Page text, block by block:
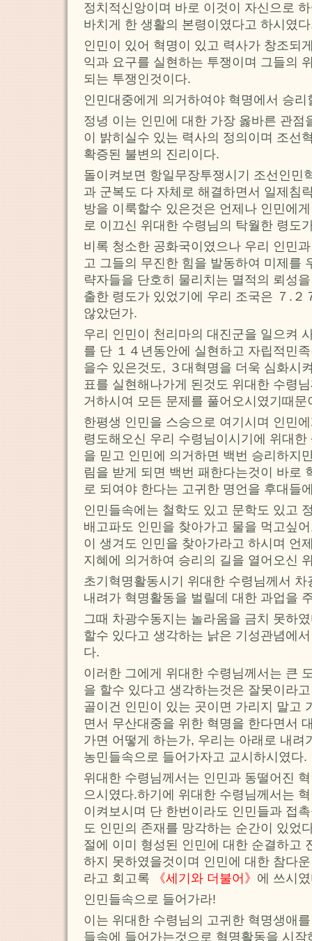
정치적신앙이며 바로 이것이 자신으로
바치게 한 생활의 본령이였다고 하시였
인민이 있어 혁명이 있고 력사가 창조되
익과 요구를 실현하는 투쟁이며 그들의
되는 투쟁인것이다.
인민대중에게 의거하여야 혁명에서 승리
정녕 이는 인민에 대한 가장 옳바른 관점
이 밝히실수 있는 력사의 정의이며 조선
확증된 불변의 진리이다.
돌이켜보면 항일무장투쟁시기 조선인민
과 군복도 다 자체로 해결하면서 일제침
방을 이룩할수 있은것은 언제나 인민에
로 이끄신 위대한 수령님의 탁월한 령도
비록 청소한 공화국이였으나 우리 인민
고 그들의 무진한 힘을 발동하여 미제를
략자들을 단호히 물리치는 멸적의 뢰성
출한 령도가 있었기에 우리 조국은 ７.２
않았던가.
우리 인민이 천리마의 대진군을 일으켜
를 단 １４년동안에 실현하고 자립적민
을수 있은것도, ３대혁명을 더욱 심화시
표를 실현해나가게 된것도 위대한 수령
거하시여 모든 문제를 풀어오시였기때문
한평생 인민을 스승으로 여기시며 인민
령도해오신 우리 수령님이시기에 위대
을 믿고 인민에 의거하면 백번 승리하지
림을 받게 되면 백번 패한다는것이 바로
로 되여야 한다는 고귀한 명언을 후대들
인민들속에는 철학도 있고 문학도 있고
배고파도 인민을 찾아가고 물을 먹고싶
이 생겨도 인민을 찾아가라고 하시며 언
지혜에 의거하여 승리의 길을 열어오신
초기혁명활동시기 위대한 수령님께서
내려가 혁명활동을 벌릴데 대한 과업을
그때 차광수동지는 놀라움을 금치 못하
할수 있다고 생각하는 낡은 기성관념에
다.
이러한 그에게 위대한 수령님께서는 큰
을 할수 있다고 생각하는것은 잘못이라
골이건 인민이 있는 곳이면 가리지 말고
면서 무산대중을 위한 혁명을 한다면서
가면 어떻게 하는가, 우리는 아래로 내려
농민들속으로 들어가자고 교시하시였다.
위대한 수령님께서는 인민과 동떨어진
으시였다.하기에 위대한 수령님께서는
이켜보시며 단 한번이라도 인민들과 접
도 인민의 존재를 망각하는 순간이 있었
절에 이미 형성된 인민에 대한 순결하고
하지 못하였을것이며 인민에 대한 참다
라고 회고록
《세기와 더불어》 에 쓰시
인민들속으로 들어가라!
이는 위대한 수령님의 고귀한 혁명생애
들속에 들어가는것으로 혁명활동을 시